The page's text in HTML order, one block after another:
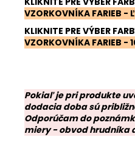
VZORKOVNÍKA FARIEB -
KLIKNITE PRE VÝBER
VZORKOVNÍKA FARIEB -
Pokiaľ je pri produkte
dodacia doba sú
Odporúčam do
miery - obvod hrudníka